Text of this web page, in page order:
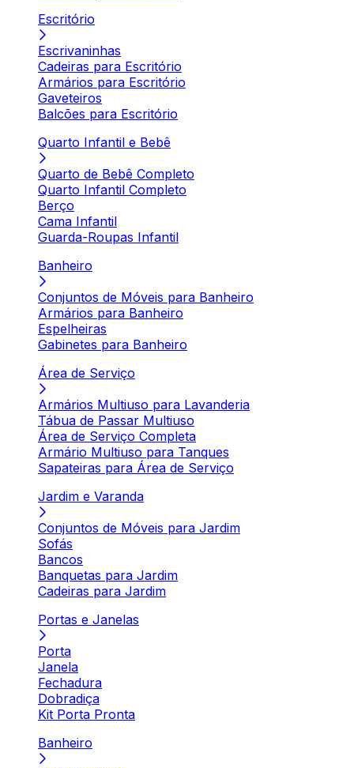
Escritório
Escrivaninhas
Cadeiras para Escritório
Armários para Escritório
Gaveteiros
Balcões para Escritório
Quarto Infantil e Bebê
Quarto de Bebê Completo
Quarto Infantil Completo
Berço
Cama Infantil
Guarda-Roupas Infantil
Banheiro
Conjuntos de Móveis para Banheiro
Armários para Banheiro
Espelheiras
Gabinetes para Banheiro
Área de Serviço
Armários Multiuso para Lavanderia
Tábua de Passar Multiuso
Área de Serviço Completa
Armário Multiuso para Tanques
Sapateiras para Área de Serviço
Jardim e Varanda
Conjuntos de Móveis para Jardim
Sofás
Bancos
Banquetas para Jardim
Cadeiras para Jardim
Portas e Janelas
Porta
Janela
Fechadura
Dobradiça
Kit Porta Pronta
Banheiro